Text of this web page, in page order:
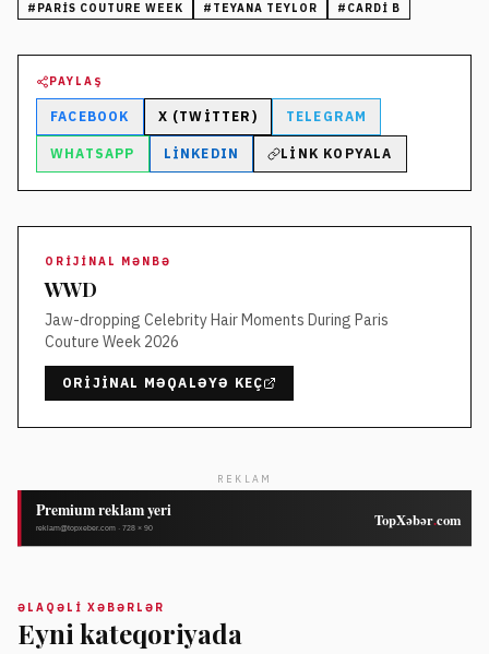
# PARIS COUTURE WEEK # TEYANA TEYLOR # CARDI B
PAYLAŞ
FACEBOOK X (TWITTER) TELEGRAM
WHATSAPP LINKEDIN LINK KOPYALA
ORIJINAL MƏNBƏ
WWD
Jaw-dropping Celebrity Hair Moments During Paris
Couture Week 2026
ORIJINAL MƏQALƏYƏ KEÇ
REKLAM
ƏLAQƏLI XƏBƏRLƏR
Eyni kateqoriyada